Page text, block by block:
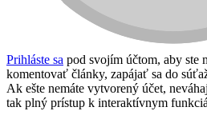
Prihláste sa pod svojím účtom, aby ste
komentovať články, zapájať sa do
Ak ešte nemáte vytvorený účet,
tak plný prístup k interaktívnym